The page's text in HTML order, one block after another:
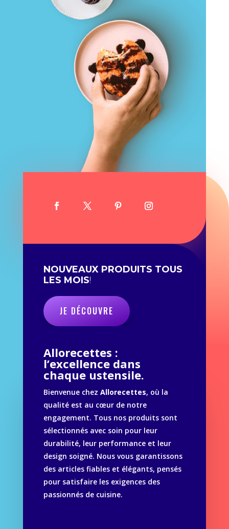
NOUVEAUX PRODUITS TOUS
LES MOIS!
JE DÉCOUVRE
Allorecettes :
l’excellence dans
chaque ustensile.
Bienvenue chez Allorecettes, où la
qualité est au cœur de notre
engagement. Tous nos produits sont
sélectionnés avec soin pour leur
durabilité, leur performance et leur
design soigné. Nous vous garantissons
des articles fiables et élégants, pensés
pour satisfaire les exigences des
passionnés de cuisine.